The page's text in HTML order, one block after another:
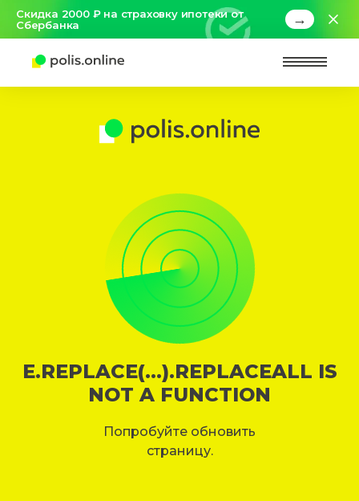
Скидка 2000 ₽ на страховку ипотеки от
Сбербанка
→
E.REPLACE(...).REPLACEALL IS
NOT A FUNCTION
Попробуйте обновить
страницу.